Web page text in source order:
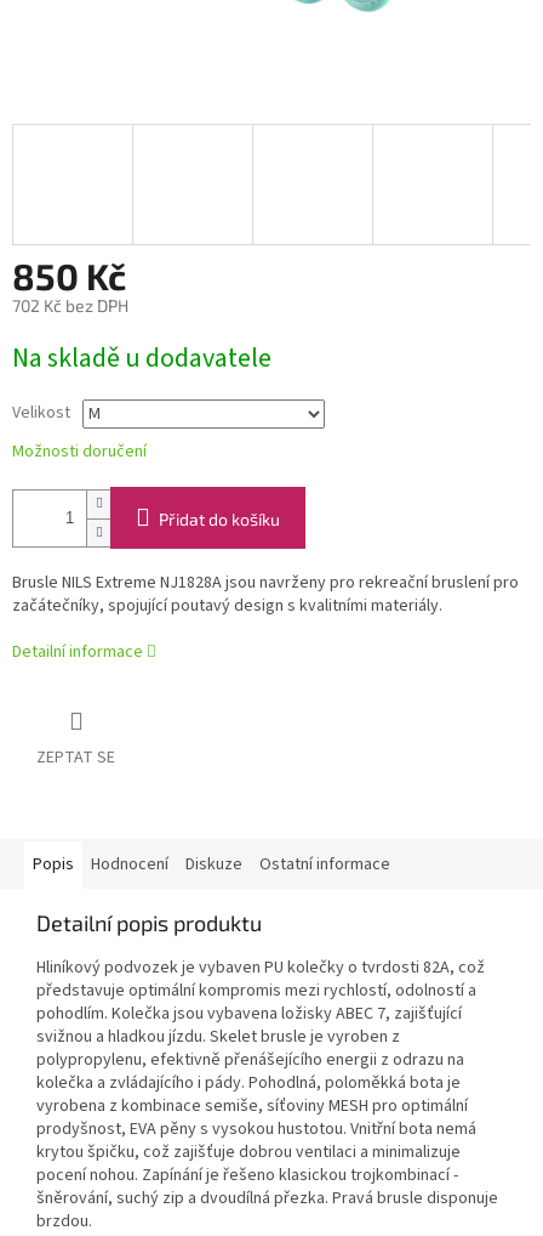
850 Kč
702 Kč bez DPH
cena:
Na skladě u dodavatele
Velikost
Možnosti doručení
Přidat do košíku
Brusle NILS Extreme NJ1828A jsou navrženy pro rekreační bruslení pro
začátečníky, spojující poutavý design s kvalitními materiály.
Detailní informace
ZEPTAT SE
Popis Hodnocení Diskuze Ostatní informace
Detailní popis produktu
Hliníkový podvozek je vybaven PU kolečky o tvrdosti 82A, což
představuje optimální kompromis mezi rychlostí, odolností a
pohodlím. Kolečka jsou vybavena ložisky ABEC 7, zajišťující
svižnou a hladkou jízdu. Skelet brusle je vyroben z
polypropylenu, efektivně přenášejícího energii z odrazu na
kolečka a zvládajícího i pády. Pohodlná, poloměkká bota je
vyrobena z kombinace semiše, síťoviny MESH pro optimální
prodyšnost, EVA pěny s vysokou hustotou. Vnitřní bota nemá
krytou špičku, což zajišťuje dobrou ventilaci a minimalizuje
pocení nohou. Zapínání je řešeno klasickou trojkombinací -
šněrování, suchý zip a dvoudílná přezka. Pravá brusle disponuje
brzdou.